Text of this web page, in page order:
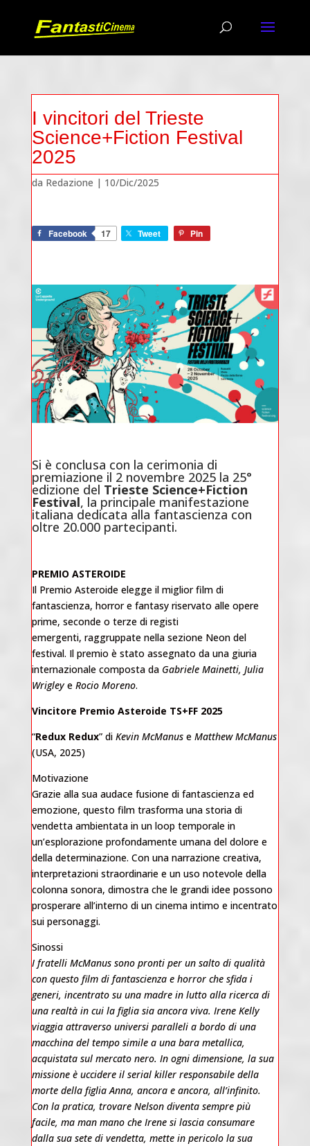
I vincitori del Trieste
Science+Fiction Festival
2025
da Redazione | 10/Dic/2025
Facebook 17 Tweet Pin
Si è conclusa con la cerimonia di
premiazione il 2 novembre 2025 la 25°
edizione del Trieste Science+Fiction
Festival, la principale manifestazione
italiana dedicata alla fantascienza con
oltre 20.000 partecipanti.
PREMIO ASTEROIDE
Il Premio Asteroide elegge il miglior film di
fantascienza, horror e fantasy riservato alle opere
prime, seconde o terze di registi
emergenti, raggruppate nella sezione Neon del
festival. Il premio è stato assegnato da una giuria
internazionale composta da Gabriele Mainetti, Julia
Wrigleye Rocio Moreno.
Vincitore Premio Asteroide TS+FF 2025
“Redux Redux” di Kevin McManuse Matthew McManus
(USA, 2025)
Motivazione
Grazie alla sua audace fusione di fantascienza ed
emozione, questo film trasforma una storia di
vendetta ambientata in un loop temporale in
un’esplorazione profondamente umana del dolore e
della determinazione. Con una narrazione creativa,
interpretazioni straordinarie e un uso notevole della
colonna sonora, dimostra che le grandi idee possono
prosperare all’interno di un cinema intimo e incentrato
sui personaggi.
Sinossi
I fratelli McManus sono pronti per un salto di qualità
con questo film di fantascienza e horror che sfida i
generi, incentrato su una madre in lutto alla ricerca di
una realtà in cui la figlia sia ancora viva. Irene Kelly
viaggia attraverso universi paralleli a bordo di una
macchina del tempo simile a una bara metallica,
acquistata sul mercato nero. In ogni dimensione, la sua
missione è uccidere il serial killer responsabile della
morte della figlia Anna, ancora e ancora, all’infinito.
Con la pratica, trovare Nelson diventa sempre più
facile, ma man mano che Irene si lascia consumare
dalla sua sete di vendetta, mette in pericolo la sua